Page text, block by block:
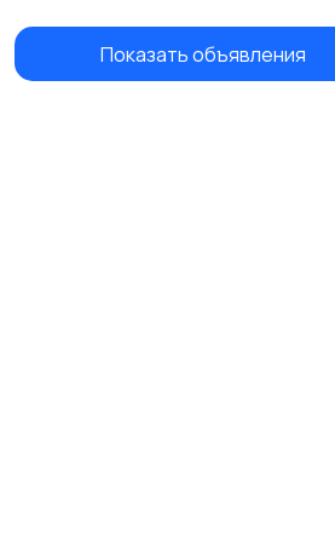
Показать объявления